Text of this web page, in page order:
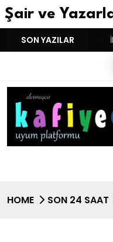
Şair ve
SON YAZILAR
BASARINDIR!
HOME SON 24 SAAT